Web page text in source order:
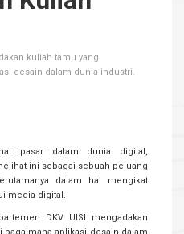
kuliah tamu yang
desain dalam dunia industri.
pasar dalam dunia digital,
ini sebagai sebuah peluang
dalam hal mengikat
media digital.
DKV UISI mengadakan
aplikasi desain dalam